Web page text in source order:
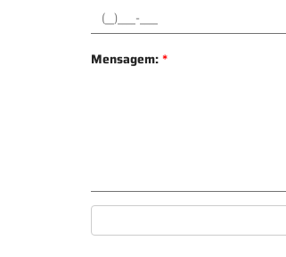
Mensagem:*